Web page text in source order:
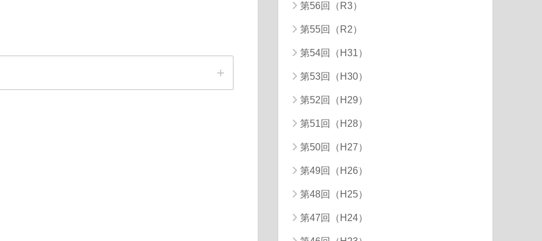
第56回（R3）
第55回（R2）
第54回（H31）
第53回（H30）
第52回（H29）
第51回（H28）
第50回（H27）
第49回（H26）
第48回（H25）
第47回（H24）